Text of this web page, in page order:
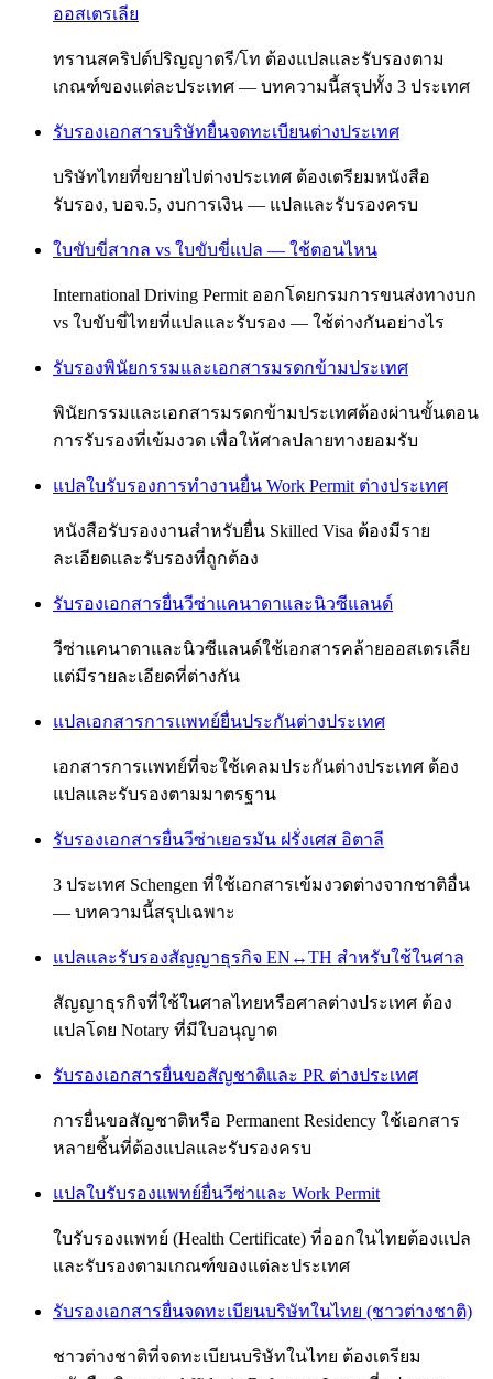
ออสเตรเลีย
ทรานสคริปต์ปริญญาตรี/โท ต้องแปลและรับรองตาม
เกณฑ์ของแต่ละประเทศ — บทความนี้สรุปทั้ง 3 ประเทศ
รับรองเอกสารบริษัทยื่นจดทะเบียนต่างประเทศ
บริษัทไทยที่ขยายไปต่างประเทศ ต้องเตรียมหนังสือ
รับรอง, บอจ.5, งบการเงิน — แปลและรับรองครบ
ใบขับขี่สากล vs ใบขับขี่แปล — ใช้ตอนไหน
International Driving Permit ออกโดยกรมการขนส่งทางบก
vs ใบขับขี่ไทยที่แปลและรับรอง — ใช้ต่างกันอย่างไร
รับรองพินัยกรรมและเอกสารมรดกข้ามประเทศ
พินัยกรรมและเอกสารมรดกข้ามประเทศต้องผ่านขั้นตอน
การรับรองที่เข้มงวด เพื่อให้ศาลปลายทางยอมรับ
แปลใบรับรองการทำงานยื่น Work Permit ต่างประเทศ
หนังสือรับรองงานสำหรับยื่น Skilled Visa ต้องมีราย
ละเอียดและรับรองที่ถูกต้อง
รับรองเอกสารยื่นวีซ่าแคนาดาและนิวซีแลนด์
วีซ่าแคนาดาและนิวซีแลนด์ใช้เอกสารคล้ายออสเตรเลีย
แต่มีรายละเอียดที่ต่างกัน
แปลเอกสารการแพทย์ยื่นประกันต่างประเทศ
เอกสารการแพทย์ที่จะใช้เคลมประกันต่างประเทศ ต้อง
แปลและรับรองตามมาตรฐาน
รับรองเอกสารยื่นวีซ่าเยอรมัน ฝรั่งเศส อิตาลี
3 ประเทศ Schengen ที่ใช้เอกสารเข้มงวดต่างจากชาติอื่น
— บทความนี้สรุปเฉพาะ
แปลและรับรองสัญญาธุรกิจ EN↔TH สำหรับใช้ในศาล
สัญญาธุรกิจที่ใช้ในศาลไทยหรือศาลต่างประเทศ ต้อง
แปลโดย Notary ที่มีใบอนุญาต
รับรองเอกสารยื่นขอสัญชาติและ PR ต่างประเทศ
การยื่นขอสัญชาติหรือ Permanent Residency ใช้เอกสาร
หลายชิ้นที่ต้องแปลและรับรองครบ
แปลใบรับรองแพทย์ยื่นวีซ่าและ Work Permit
ใบรับรองแพทย์ (Health Certificate) ที่ออกในไทยต้องแปล
และรับรองตามเกณฑ์ของแต่ละประเทศ
รับรองเอกสารยื่นจดทะเบียนบริษัทในไทย (ชาวต่างชาติ)
ชาวต่างชาติที่จดทะเบียนบริษัทในไทย ต้องเตรียม